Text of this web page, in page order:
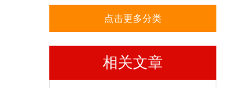
点击更多分类
相关文章